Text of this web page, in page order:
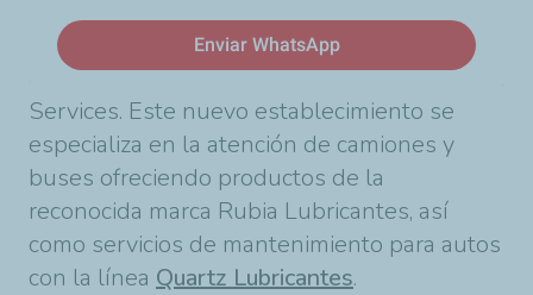
Enviar WhatsApp
En alianza con Insamar, TotalEnergies abrió
el primer Quartz Auto Services y Rubia Truck
Services. Este nuevo establecimiento se
especializa en la atención de camiones y
buses ofreciendo productos de la
reconocida marca Rubia Lubricantes, así
como servicios de mantenimiento para autos
con la línea Quartz Lubricantes.